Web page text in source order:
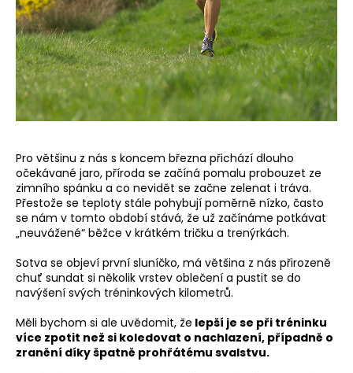
Pro většinu z nás s koncem března přichází dlouho
očekávané jaro, příroda se začíná pomalu probouzet ze
zimního spánku a co nevidět se začne zelenat i tráva.
Přestože se teploty stále pohybují poměrně nízko, často
se nám v tomto období stává, že už začínáme potkávat
„neuvážené“ běžce v krátkém tričku a trenýrkách.
Sotva se objeví první sluníčko, má většina z nás přirozeně
chuť sundat si několik vrstev oblečení a pustit se do
navýšení svých tréninkových kilometrů.
Měli bychom si ale uvědomit, že lepší je se při tréninku
více zpotit než si koledovat o nachlazení, případně o
zranění díky špatně prohřátému svalstvu.
a
j
í
t
?
HLEDAT
o
p
o
r
u
č